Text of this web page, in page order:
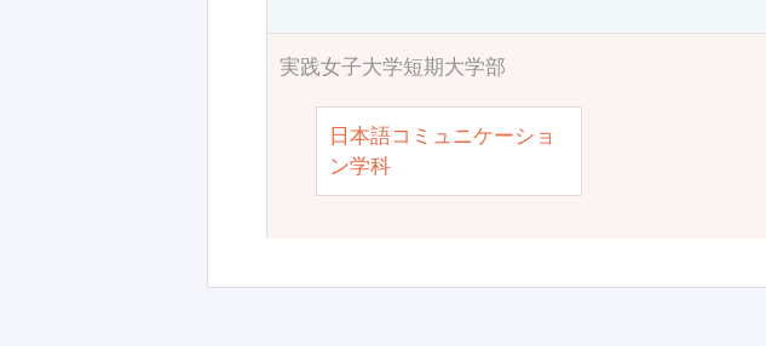
実践女子大学短期大学部
日本語コミュニケーショ
ン学科